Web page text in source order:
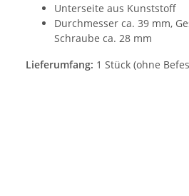
Unterseite aus Kunststoff
Durchmesser ca. 39 mm,
Schraube ca. 28 mm
Lieferumfang: 1 Stück (ohne